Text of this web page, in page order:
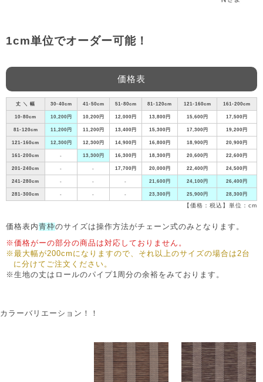
1cm単位でオーダー可能！
価格表
丈 ＼ 幅 30-40cm 41-50cm 51-80cm 81-120cm 121-160cm 161-200cm
10-80cm 10,200円 10,200円 12,000円 13,800円 15,600円 17,500円
81-120cm 11,200円 11,200円 13,400円 15,300円 17,300円 19,200円
121-160cm 12,300円 12,300円 14,900円 16,800円 18,900円 20,900円
161-200cm - 13,300円 16,300円 18,300円 20,600円 22,600円
201-240cm - - 17,700円 20,000円 22,400円 24,500円
241-280cm - - - 21,600円 24,100円 26,400円
281-300cm - - - 23,300円 25,900円 28,300円
【価格：税込】単位：cm
価格表内青枠のサイズは操作方法がチェーン式のみとなります。
※価格がーの部分の商品は対応しておりません。
※最大幅が200cmになりますので、それ以上のサイズの場合は2台
に分けてご注文ください。
※生地の丈はロールのパイプ1周分の余裕をみております。
カラーバリエーション！！